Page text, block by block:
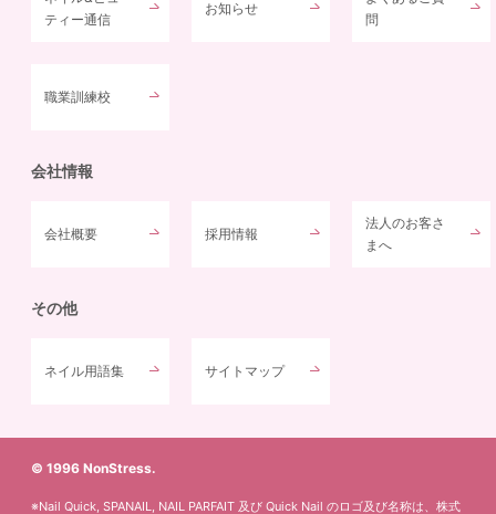
ティー通信
お知らせ
問
職業訓練校
会社情報
会社概要 採用情報
法人のお客さ
まへ
その他
ネイル用語集 サイトマップ
© 1996 NonStress.
※Nail Quick, SPANAIL, NAIL PARFAIT 及び Quick Nail のロゴ及び名称は、株式